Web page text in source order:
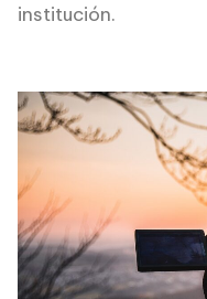
institución.